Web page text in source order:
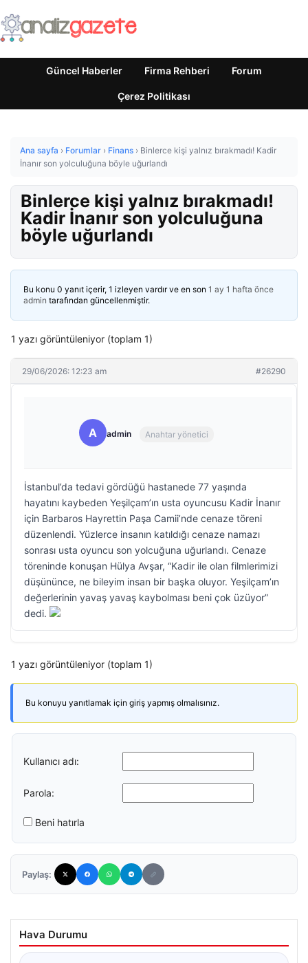
Güncel Haberler Firma Rehberi Forum
Çerez Politikası
Ana sayfa › Forumlar › Finans › Binlerce kişi yalnız bırakmadı! Kadir
İnanır son yolculuğuna böyle uğurlandı
Binlerce kişi yalnız bırakmadı!
Kadir İnanır son yolculuğuna
böyle uğurlandı
Bu konu 0 yanıt içerir, 1 izleyen vardır ve en son 1 ay 1 hafta önce
admin tarafından güncellenmiştir.
1 yazı görüntüleniyor (toplam 1)
29/06/2026: 12:23 am #26290
A admin Anahtar yönetici
İstanbul’da tedavi gördüğü hastanede 77 yaşında
hayatını kaybeden Yeşilçam’ın usta oyuncusu Kadir İnanır
için Barbaros Hayrettin Paşa Camii’nde cenaze töreni
düzenlendi. Yüzlerce insanın katıldığı cenaze namazı
sonrası usta oyuncu son yolcuğuna uğurlandı. Cenaze
töreninde konuşan Hülya Avşar, “Kadir ile olan filmlerimizi
düşününce, ne bileyim insan bir başka oluyor. Yeşilçam’ın
değerlerinin yavaş yavaş kaybolması beni çok üzüyor”
dedi.
1 yazı görüntüleniyor (toplam 1)
Bu konuyu yanıtlamak için giriş yapmış olmalısınız.
Kullanıcı adı:
Parola:
Beni hatırla
Paylaş:
Hava Durumu